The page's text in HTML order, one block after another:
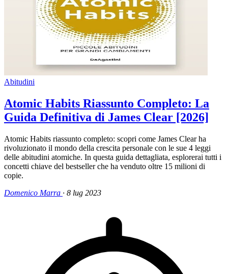
Abitudini
Atomic Habits Riassunto Completo: La
Guida Definitiva di James Clear [2026]
Atomic Habits riassunto completo: scopri come James Clear ha
rivoluzionato il mondo della crescita personale con le sue 4 leggi
delle abitudini atomiche. In questa guida dettagliata, esplorerai tutti i
concetti chiave del bestseller che ha venduto oltre 15 milioni di
copie.
Domenico Marra · 8 lug 2023